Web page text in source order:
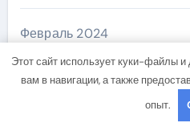
Февраль 2024
Январь 2024
Этот сайт использует куки-файлы и
вам в навигации, а также
опыт.